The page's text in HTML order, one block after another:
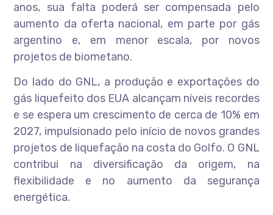
anos, sua falta poderá ser compensada pelo
aumento da oferta nacional, em parte por gás
argentino e, em menor escala, por novos
projetos de biometano.
Do lado do GNL, a produção e exportações do
gás liquefeito dos EUA alcançam níveis recordes
e se espera um crescimento de cerca de 10% em
2027, impulsionado pelo início de novos grandes
projetos de liquefação na costa do Golfo. O GNL
contribui na diversificação da origem, na
flexibilidade e no aumento da segurança
energética.